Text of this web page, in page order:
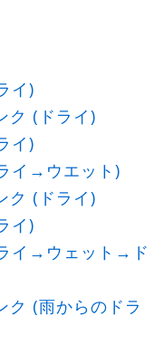
イ)
ク (ドライ)
イ)
イ→ウエット)
ク (ドライ)
イ)
イ→ウェット→ド
(雨からのドラ